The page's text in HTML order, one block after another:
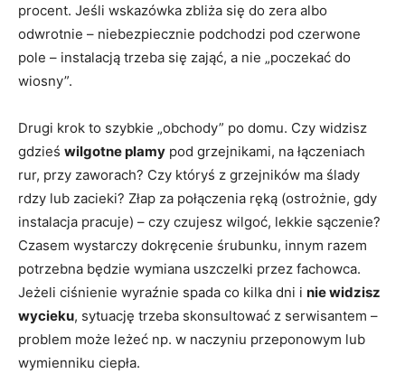
procent. Jeśli wskazówka zbliża się do zera albo
odwrotnie – niebezpiecznie podchodzi pod czerwone
pole – instalacją trzeba się zająć, a nie „poczekać do
wiosny”.
Drugi krok to szybkie „obchody” po domu. Czy widzisz
gdzieś wilgotne plamy pod grzejnikami, na łączeniach
rur, przy zaworach? Czy któryś z grzejników ma ślady
rdzy lub zacieki? Złap za połączenia ręką (ostrożnie, gdy
instalacja pracuje) – czy czujesz wilgoć, lekkie sączenie?
Czasem wystarczy dokręcenie śrubunku, innym razem
potrzebna będzie wymiana uszczelki przez fachowca.
Jeżeli ciśnienie wyraźnie spada co kilka dni i nie widzisz
wycieku, sytuację trzeba skonsultować z serwisantem –
problem może leżeć np. w naczyniu przeponowym lub
wymienniku ciepła.